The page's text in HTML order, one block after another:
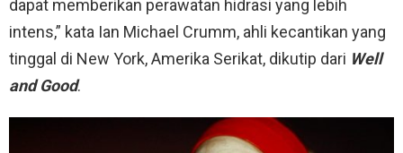
dapat memberikan perawatan hidrasi yang lebih
intens,” kata Ian Michael Crumm, ahli kecantikan yang
tinggal di New York, Amerika Serikat, dikutip dari Well
and Good.